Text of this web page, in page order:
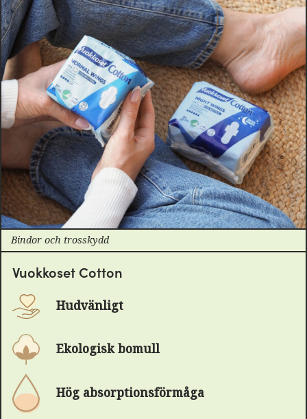
Bindor och trosskydd
Vuokkoset Cotton
Hudvänligt
Ekologisk bomull
Hög absorptionsförmåga